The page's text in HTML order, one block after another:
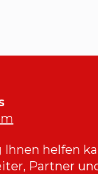
helfen
Partner